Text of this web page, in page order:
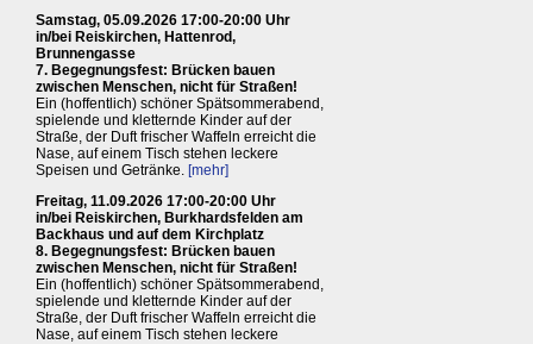
Samstag, 05.09.2026 17:00-20:00 Uhr
in/bei Reiskirchen, Hattenrod,
Brunnengasse
7. Begegnungsfest: Brücken bauen
zwischen Menschen, nicht für Straßen!
Ein (hoffentlich) schöner Spätsommerabend,
spielende und kletternde Kinder auf der
Straße, der Duft frischer Waffeln erreicht die
Nase, auf einem Tisch stehen leckere
Speisen und Getränke. [mehr]
Freitag, 11.09.2026 17:00-20:00 Uhr
in/bei Reiskirchen, Burkhardsfelden am
Backhaus und auf dem Kirchplatz
8. Begegnungsfest: Brücken bauen
zwischen Menschen, nicht für Straßen!
Ein (hoffentlich) schöner Spätsommerabend,
spielende und kletternde Kinder auf der
Straße, der Duft frischer Waffeln erreicht die
Nase, auf einem Tisch stehen leckere